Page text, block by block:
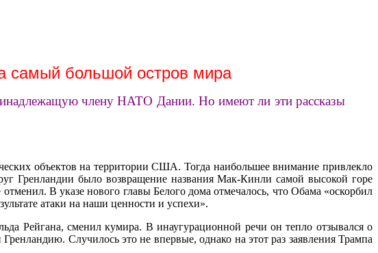
самый большой остров мира
члену НАТО Дании. Но имеют ли эти рассказы
объектов на территории США. Тогда наибольшее внимание привлекло
Гренландии было возвращение названия Мак-Кинли самой высокой горе
В указе нового главы Белого дома отмечалось, что Обама «оскорбил
атаки на наши ценности и успехи».
Рейгана, сменил кумира. В инаугурационной речи он тепло отзывался о
Случилось это не впервые, однако на этот раз заявления Трампа